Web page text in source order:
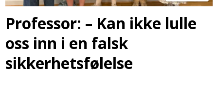
Professor: – Kan ikke lulle
oss inn i en falsk
sikkerhetsfølelse